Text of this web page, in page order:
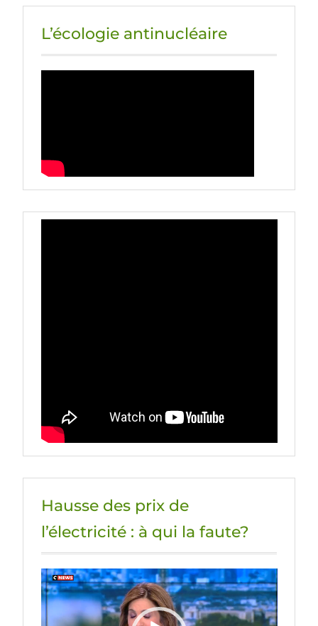
L’écologie antinucléaire
Hausse des prix de
l’électricité : à qui la faute?
Lecteur
vidéo